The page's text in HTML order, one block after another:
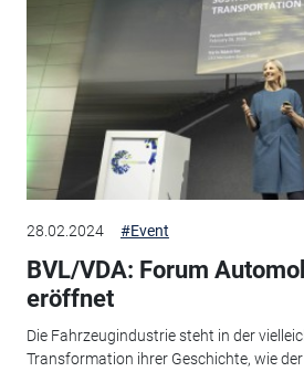
28.02.2024 #Event
BVL/VDA: Forum
eröffnet
Die Fahrzeugindustrie steht in der
Transformation ihrer Geschichte, wie